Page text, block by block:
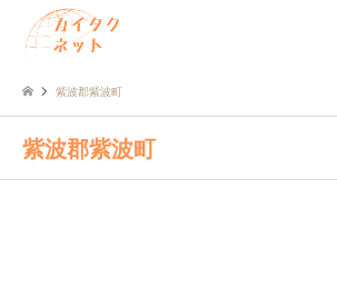
紫波郡紫波町
紫波郡紫波町